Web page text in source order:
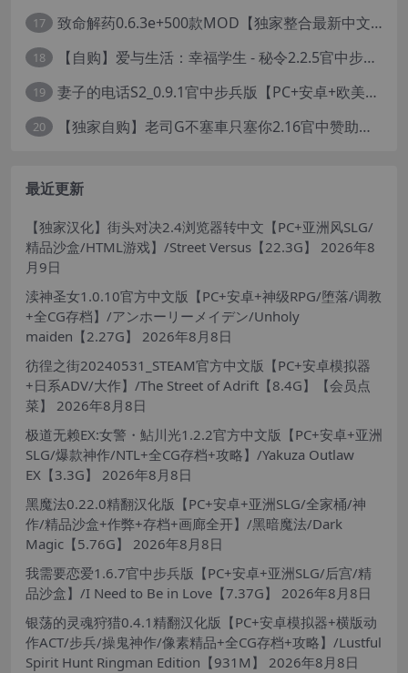
17 致命解药0.6.3e+500款MOD【独家整合最新中文MOD管理器+在线下载N网全部MOD】/The Killing Antidote Ver0.6.3d MOD Ver2026.2.4
18 【自购】爱与生活：幸福学生 - 秘令2.2.5官中步兵版【PC+安卓模拟器+日系养成SLG+全CG存档】/Love n Life: Happy Student【7.5G】
19 妻子的电话S2_0.9.1官中步兵版【PC+安卓+欧美真人SLG/NTR】/A Wife’s Phone S2【18.1G】
20 【独家自购】老司G不塞車只塞你2.16官中赞助版【PC+安卓模拟器+神作SLG/步兵+全CG存档】/Ride Me, Taxi Driver【3.76G】【会员专享】
最近更新
【独家汉化】街头对决2.4浏览器转中文【PC+亚洲风SLG/
精品沙盒/HTML游戏】/Street Versus【22.3G】
2026年8
月9日
渎神圣女1.0.10官方中文版【PC+安卓+神级RPG/堕落/调教
+全CG存档】/アンホーリーメイデン/Unholy
maiden【2.27G】
2026年8月8日
彷徨之街20240531_STEAM官方中文版【PC+安卓模拟器
+日系ADV/大作】/The Street of Adrift【8.4G】【会员点
菜】
2026年8月8日
极道无赖EX:女警・鮎川光1.2.2官方中文版【PC+安卓+亚洲
SLG/爆款神作/NTL+全CG存档+攻略】/Yakuza Outlaw
EX【3.3G】
2026年8月8日
黑魔法0.22.0精翻汉化版【PC+安卓+亚洲SLG/全家桶/神
作/精品沙盒+作弊+存档+画廊全开】/黑暗魔法/Dark
Magic【5.76G】
2026年8月8日
我需要恋爱1.6.7官中步兵版【PC+安卓+亚洲SLG/后宫/精
品沙盒】/I Need to Be in Love【7.37G】
2026年8月8日
银荡的灵魂狩猎0.4.1精翻汉化版【PC+安卓模拟器+横版动
作ACT/步兵/操鬼神作/像素精品+全CG存档+攻略】/Lustful
Spirit Hunt Ringman Edition【931M】
2026年8月8日